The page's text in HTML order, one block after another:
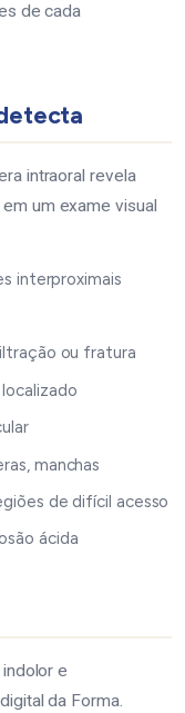
de cada
intraoral revela
um exame visual
interproximais
ou fratura
manchas
de difícil acesso
ácida
e
da Forma.